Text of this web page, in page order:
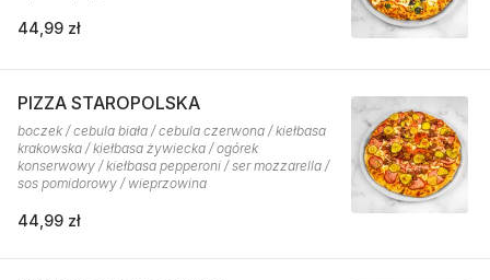
44,99 zł
PIZZA STAROPOLSKA
boczek / cebula biała / cebula czerwona / kiełbasa
krakowska / kiełbasa żywiecka / ogórek
konserwowy / kiełbasa pepperoni / ser mozzarella /
sos pomidorowy / wieprzowina
44,99 zł